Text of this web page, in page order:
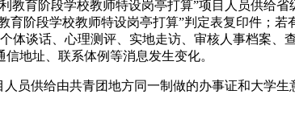
教育阶段学校教师特设岗亭打算”项目人员供给
育阶段学校教师特设岗亭打算”判定表复印件；
体谈话、心理测评、实地走访、审核人事档案
地址、联系体例等消息发生变化。
供给由共青团地方同一制做的办事证和大学